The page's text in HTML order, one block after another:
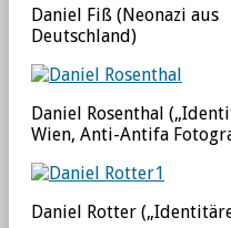
Daniel Fiß (Neonazi aus
Deutschland)
Daniel Rosenthal
Wien, Anti-Antifa
Daniel Rotter